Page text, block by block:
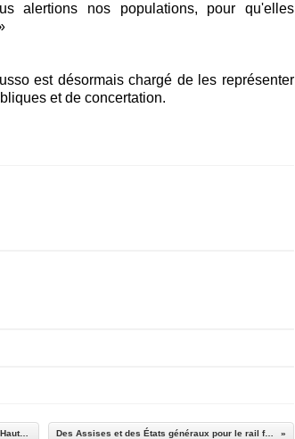
alertions nos populations, pour qu'elles
est désormais chargé de les représenter
et de concertation.
Une mission pour améliorer la desserte ferroviaire des Hautes-Alpes Des Assises et des États généraux pour le rail français